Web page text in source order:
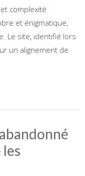
complexité
et énigmatique,
Le site, identifié lors
un alignement de